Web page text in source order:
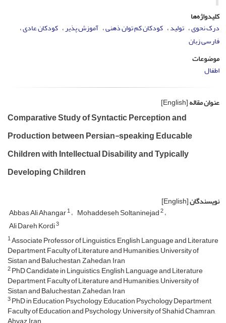
کلیدواژه‌ها
درک نحوی تولید کودکان کم­ توان ذهنی آموزش ­پذیر کودکان عادی
فارسی ­زبان
موضوعات
اطفال
عنوان مقاله[English]
Comparative Study of Syntactic Perception and
Production between Persian-speaking Educable
Children with Intellectual Disability and Typically
Developing Children
نویسندگان[English]
Abbas Ali Ahangar1 Mohaddeseh Soltaninejad2
Ali Dareh Kordi3
1Associate Professor of Linguistics, English Language and Literature
Department, Faculty of Literature and Humanities, University of
Sistan and Baluchestan, Zahedan, Iran
2PhD Candidate in Linguistics, English Language and Literature
Department, Faculty of Literature and Humanities, University of
Sistan and Baluchestan, Zahedan, Iran
3PhD in Education Psychology, Education Psychology Department,
Faculty of Education and Psychology, University of Shahid Chamran,